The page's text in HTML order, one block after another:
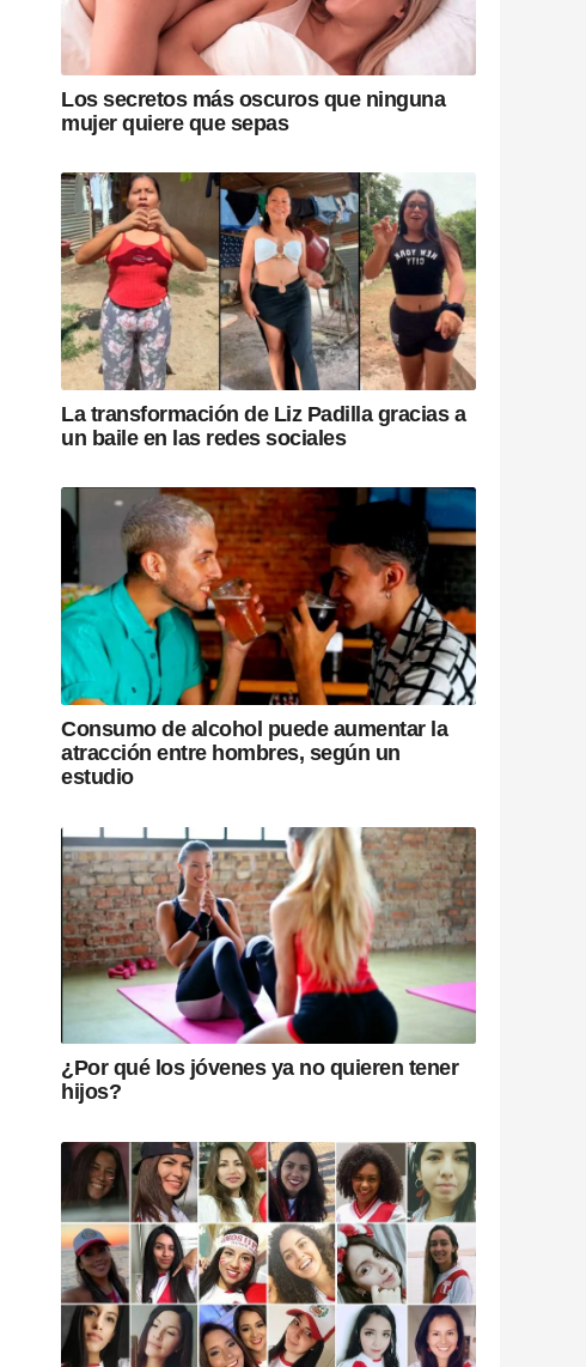
Los secretos más oscuros que ninguna
mujer quiere que sepas
La transformación de Liz Padilla gracias a
un baile en las redes sociales
Consumo de alcohol puede aumentar la
atracción entre hombres, según un
estudio
¿Por qué los jóvenes ya no quieren tener
hijos?